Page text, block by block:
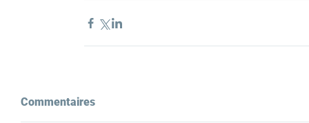
Commentaires